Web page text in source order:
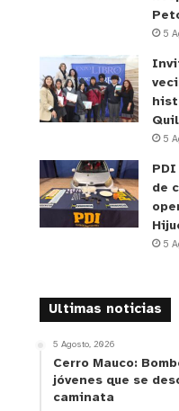
5
5
de
5
Ultimas noticias
5 Agosto, 2026
Cerro Mauco:
jóvenes que se
caminata